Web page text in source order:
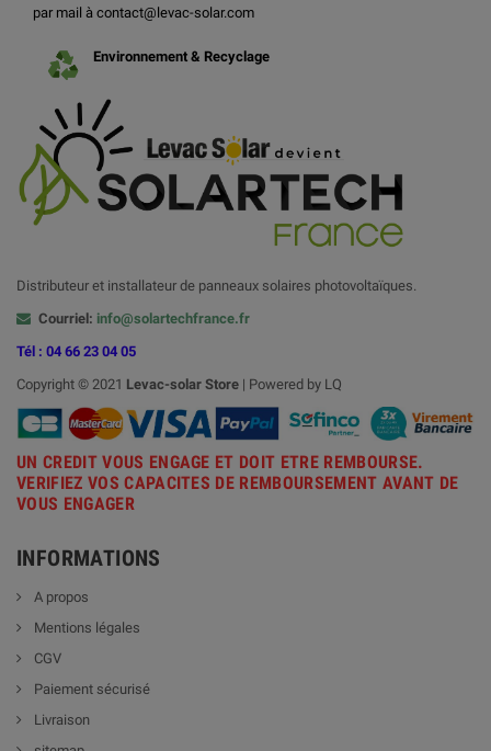
par mail à contact@levac-solar.com
Environnement & Recyclage
Distributeur et installateur de panneaux solaires photovoltaïques.
Courriel: info@solartechfrance.fr
Tél : 04 66 23 04 05
Copyright © 2021 Levac-solar Store | Powered by LQ
UN CREDIT VOUS ENGAGE ET DOIT ETRE REMBOURSE.
VERIFIEZ VOS CAPACITES DE REMBOURSEMENT AVANT DE
VOUS ENGAGER
INFORMATIONS
A propos
Mentions légales
CGV
Paiement sécurisé
Livraison